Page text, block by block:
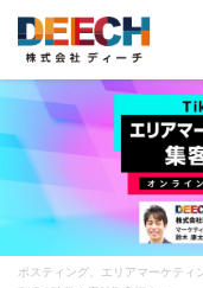
ポスティング、エリアマーケティ